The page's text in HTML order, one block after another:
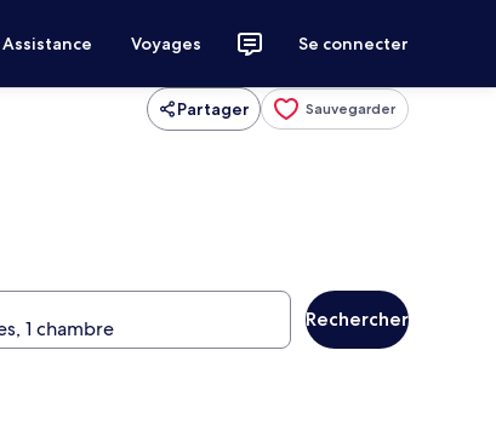
Assistance Voyages Se connecter
Partager Sauvegarder
Rechercher